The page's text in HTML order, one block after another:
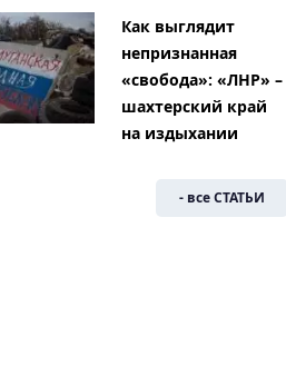
Как выглядит
непризнанная
«свобода»: «ЛНР» –
шахтерский край
на издыхании
- все СТАТЬИ